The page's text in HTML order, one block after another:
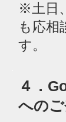
※土日
も応相
す。
４．
への